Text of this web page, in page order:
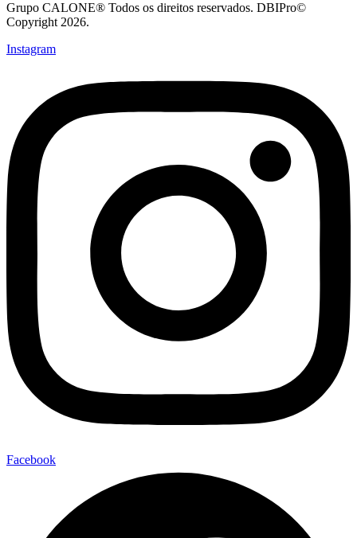
Grupo CALONE® Todos os direitos reservados. DBIPro©
Copyright 2026.
Instagram
Facebook